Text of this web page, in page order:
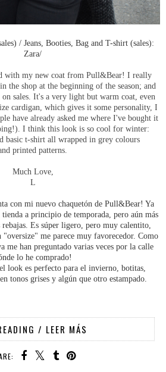
/ Jeans, Booties, Bag and T-shirt (sales):
Zara/
with my new coat from Pull&Bear! I really
shop at the beginning of the season; and
sales. It's a very light but warm coat, even
cardigan, which gives it some personality, I
have already asked me where I've bought it
I think this look is so cool for winter:
basic t-shirt all wrapped in grey colours
printed patterns.
Much Love,
L
con mi nuevo chaquetón de Pull&Bear! Ya
a principio de temporada, pero aún más
Es súper ligero, pero muy calentito,
me parece muy favorecedor. Como
me han preguntado varias veces por la calle
lo he comprado!
look es perfecto para el invierno, botitas,
tonos grises y algún que otro estampado.
/ LEER MÁS